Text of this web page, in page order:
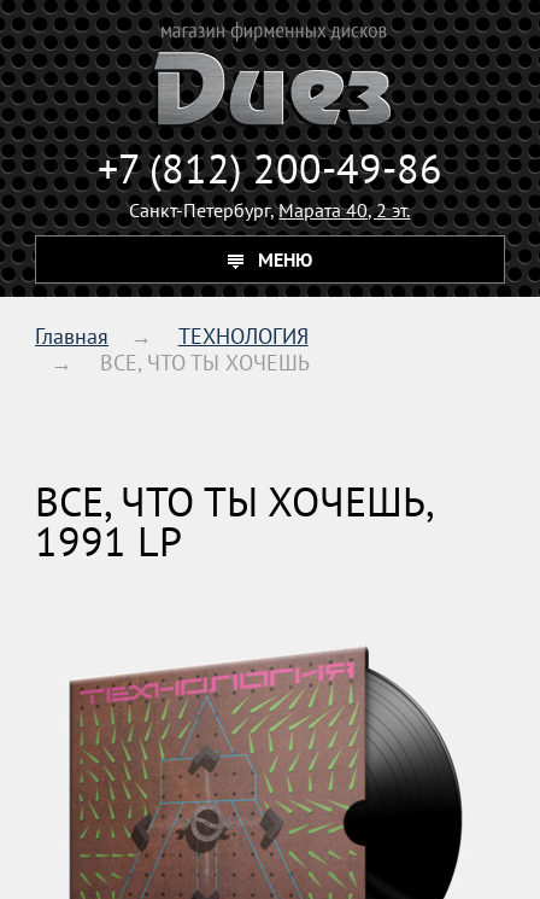
+7 (812) 200-49-86
Санкт-Петербург,Марата 40, 2 эт.
МЕНЮ
Главная
ТЕХНОЛОГИЯ
ВСЕ, ЧТО ТЫ ХОЧЕШЬ
ВСЕ, ЧТО ТЫ ХОЧЕШЬ,
1991 LP